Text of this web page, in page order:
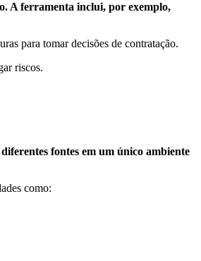
A ferramenta inclui, por exemplo,
para tomar decisões de contratação.
riscos.
fontes em um único ambiente
como: